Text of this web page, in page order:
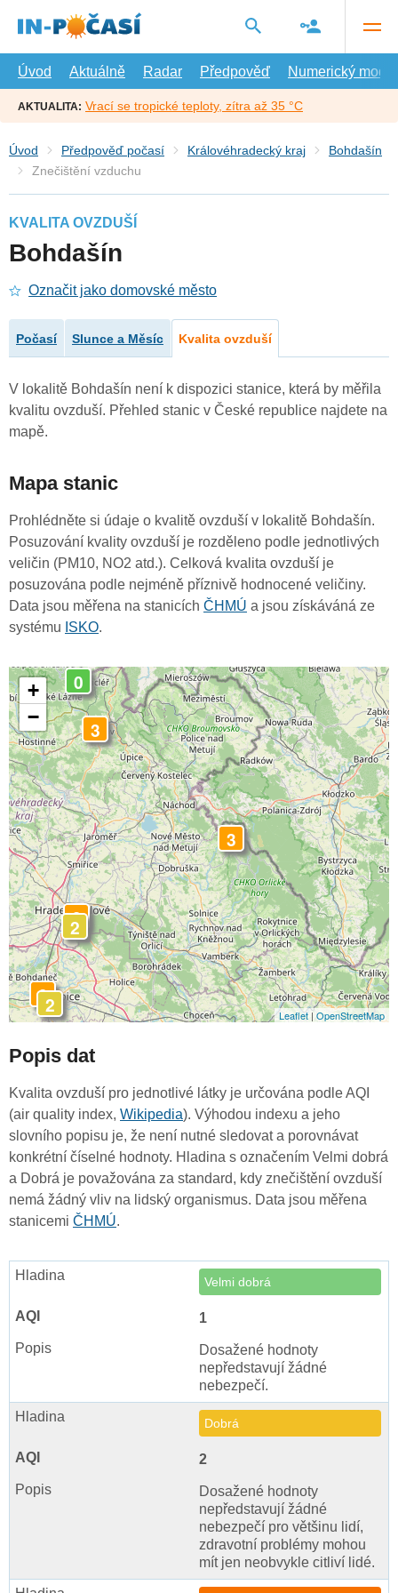
hlavní
Úvod
Aktuálně Radar Předpověď Numerický model
AKTUALITA: Vrací se tropické teploty, zítra až 35 °C
Úvod Předpověď počasí Královéhradecký kraj
Bohdašín
Znečištění vzduchu
KVALITA OVZDUŠÍ
Bohdašín
Označit jako domovské město
Počasí Slunce a Měsíc Kvalita ovzduší
V lokalitě Bohdašín není k dispozici stanice, která by měřila
kvalitu ovzduší. Přehled stanic v České republice najdete na
mapě.
Mapa stanic
Prohlédněte si údaje o kvalitě ovzduší v lokalitě Bohdašín.
Posuzování kvality ovzduší je rozděleno podle jednotlivých
veličin (PM10, NO2 atd.). Celková kvalita ovzduší je
posuzována podle nejméně příznivě hodnocené veličiny.
Data jsou měřena na stanicích ČHMÚ a jsou získáváná ze
systému ISKO.
3
3
32
0
2
3
+
−
Leaflet |OpenStreetMap
Popis dat
Kvalita ovzduší pro jednotlivé látky je určována podle AQI
(air quality index, Wikipedia). Výhodou indexu a jeho
slovního popisu je, že není nutné sledovat a porovnávat
konkrétní číselné hodnoty. Hladina s označením Velmi dobrá
a Dobrá je považována za standard, kdy znečištění ovzduší
nemá žádný vliv na lidský organismus. Data jsou měřena
stanicemi ČHMÚ.
Velmi dobrá
1
Dosažené hodnoty
nepředstavují žádné
nebezpečí.
Dobrá
2
Dosažené hodnoty
nepředstavují žádné
nebezpečí pro většinu lidí,
zdravotní problémy mohou
mít jen neobvykle citliví lidé.